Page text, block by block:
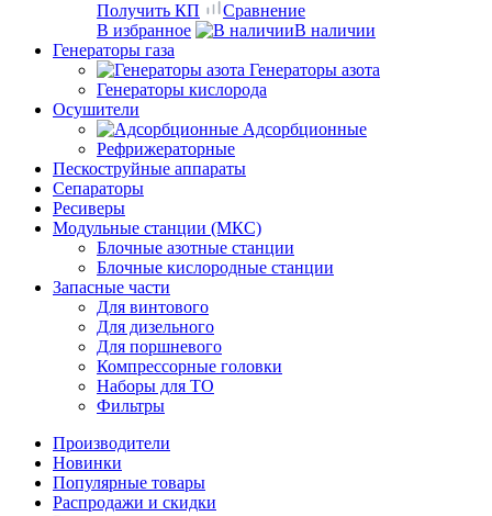
Получить КП
Сравнение
В избранное
В наличии
Генераторы газа
Генераторы азота
Генераторы кислорода
Осушители
Адсорбционные
Рефрижераторные
Пескоструйные аппараты
Сепараторы
Ресиверы
Модульные станции (МКС)
Блочные азотные станции
Блочные кислородные станции
Запасные части
Для винтового
Для дизельного
Для поршневого
Компрессорные головки
Наборы для ТО
Фильтры
Производители
Новинки
Популярные товары
Распродажи и скидки